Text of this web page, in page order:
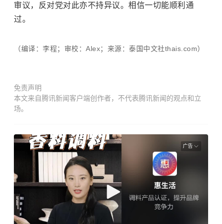
审议，反对党对此亦不持异议。相信一切能顺利通
过。
（编译：李程；审校：Alex；来源：泰国中文社thais.com）
免责声明
本文来自腾讯新闻客户端创作者，不代表腾讯新闻的观点和立
场。
广告